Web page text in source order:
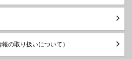
の取り扱いについて）